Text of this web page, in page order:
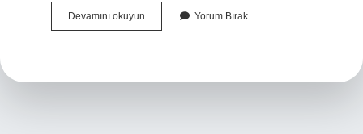
Devamını okuyun
Ton
Yorum Bırak